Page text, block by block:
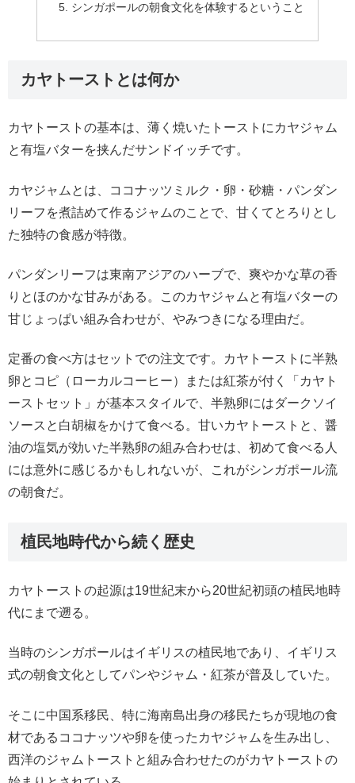
シンガポールの朝食文化を体験するということ
カヤトーストとは何か
カヤトーストの基本は、薄く焼いたトーストにカヤジャム
と有塩バターを挟んだサンドイッチです。
カヤジャムとは、ココナッツミルク・卵・砂糖・パンダン
リーフを煮詰めて作るジャムのことで、甘くてとろりとし
た独特の食感が特徴。
パンダンリーフは東南アジアのハーブで、爽やかな草の香
りとほのかな甘みがある。このカヤジャムと有塩バターの
甘じょっぱい組み合わせが、やみつきになる理由だ。
定番の食べ方はセットでの注文です。カヤトーストに半熟
卵とコピ（ローカルコーヒー）または紅茶が付く「カヤト
ーストセット」が基本スタイルで、半熟卵にはダークソイ
ソースと白胡椒をかけて食べる。甘いカヤトーストと、醤
油の塩気が効いた半熟卵の組み合わせは、初めて食べる人
には意外に感じるかもしれないが、これがシンガポール流
の朝食だ。
植民地時代から続く歴史
カヤトーストの起源は19世紀末から20世紀初頭の植民地時
代にまで遡る。
当時のシンガポールはイギリスの植民地であり、イギリス
式の朝食文化としてパンやジャム・紅茶が普及していた。
そこに中国系移民、特に海南島出身の移民たちが現地の食
材であるココナッツや卵を使ったカヤジャムを生み出し、
西洋のジャムトーストと組み合わせたのがカヤトーストの